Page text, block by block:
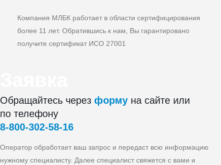
Компания МЛБК работает в области сертифицирования
более 11 лет. Обратившись к нам, Вы гарантировано
получите сертификат ИСО 27001
Обращайтесь через форму на сайте или
по телефону
8‑800‑302‑58‑16
Оператор обработает ваш запрос и передаст всю информацию
нужному специалисту. Далее специалист свяжется с вами и